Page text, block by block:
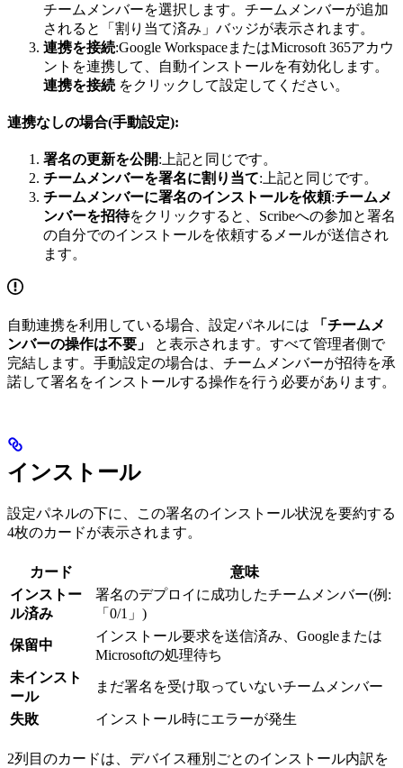
チームメンバーを選択します。チームメンバーが追加
されると「割り当て済み」バッジが表示されます。
連携を接続:Google WorkspaceまたはMicrosoft 365アカウ
ントを連携して、自動インストールを有効化します。
連携を接続 をクリックして設定してください。
連携なしの場合(手動設定):
署名の更新を公開:上記と同じです。
チームメンバーを署名に割り当て:上記と同じです。
チームメンバーに署名のインストールを依頼:チームメ
ンバーを招待をクリックすると、Scribeへの参加と署名
の自分でのインストールを依頼するメールが送信され
ます。
自動連携を利用している場合、設定パネルには
「チームメ
ンバーの操作は不要」
と表示されます。すべて管理者側で
完結します。手動設定の場合は、チームメンバーが招待を承
諾して署名をインストールする操作を行う必要があります。
インストール
設定パネルの下に、この署名のインストール状況を要約する
4枚のカードが表示されます。
カード
意味
インストー
ル済み
署名のデプロイに成功したチームメンバー(例:
「0/1」)
保留中
インストール要求を送信済み、Googleまたは
Microsoftの処理待ち
未インスト
ール
まだ署名を受け取っていないチームメンバー
失敗 インストール時にエラーが発生
2列目のカードは、デバイス種別ごとのインストール内訳を